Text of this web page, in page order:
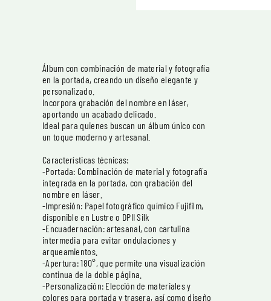
Álbum con combinación de material y fotografía
en la portada, creando un diseño elegante y
personalizado.
Incorpora grabación del nombre en láser,
aportando un acabado delicado.
Ideal para quienes buscan un álbum único con
un toque moderno y artesanal.
Características técnicas:
-Portada: Combinación de material y fotografía
integrada en la portada, con grabación del
nombre en láser.
-Impresión: Papel fotográfico químico Fujifilm,
disponible en Lustre o DPII Silk
-Encuadernación: artesanal, con cartulina
intermedia para evitar ondulaciones y
arqueamientos.
-Apertura: 180°, que permite una visualización
continua de la doble página.
-Personalización: Elección de materiales y
colores para portada y trasera, así como diseño